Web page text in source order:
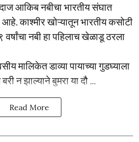
आकिब नबीचा भारतीय संघात
काश्मीर खोऱ्यातून भारतीय कसोटी
वर्षांचा नबी हा पहिलाच खेळाडू ठरला
मालिकेत डाव्या पायाच्या गुडघ्याला
न झाल्याने बुमरा या दौ ...
Read More